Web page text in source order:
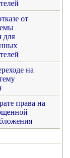
от
для
на
права на